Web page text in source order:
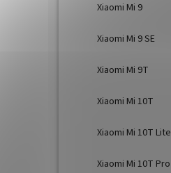
Xiaomi Mi 9
Xiaomi Mi 9 SE
Xiaomi Mi 9T
Xiaomi Mi 10T
Xiaomi Mi 10T Lite
Xiaomi Mi 10T Pro